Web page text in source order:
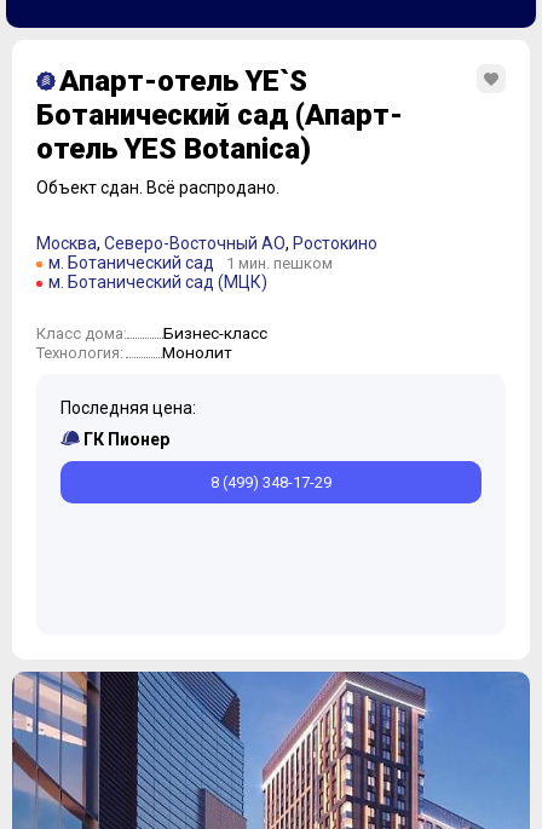
Апарт-отель YE`S
Ботанический сад (Апарт-
отель YES Botanica)
Объект сдан. Всё распродано.
Москва, Северо-Восточный АО, Ростокино
м. Ботанический сад
1 мин. пешком
м. Ботанический сад (МЦК)
Класс дома: Бизнес-класс
Технология: Монолит
Последняя цена:
ГК Пионер
8 (499) 348-17-29